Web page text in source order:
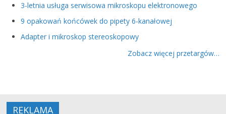
3-letnia usługa serwisowa mikroskopu elektronowego
9 opakowań końcówek do pipety 6-kanałowej
Adapter i mikroskop stereoskopowy
Zobacz więcej przetargów…
REKLAMA